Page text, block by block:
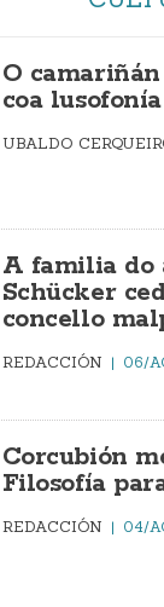
O
coa
UBALDO
A familia do
Schücker
concello
REDACCIÓN 06/
Corcubión
Filosofía
REDACCIÓN 04/